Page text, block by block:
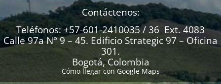
Contáctenos:
Teléfonos: +57-601-2410035 / 36 Ext. 4083
Calle 97a N° 9 – 45. Edificio Strategic 97 – Oficina
301.
Bogotá, Colombia
Cómo llegar con Google Maps